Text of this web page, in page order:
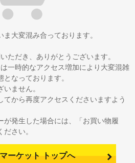
大変混み合っております。
ただき、ありがとうございます。
一時的なアクセス増加により大変混雑
なっております。
ません。
から再度アクセスくださいますよう
が発生した場合には、「お買い物履
さい。
ーケット トップへ